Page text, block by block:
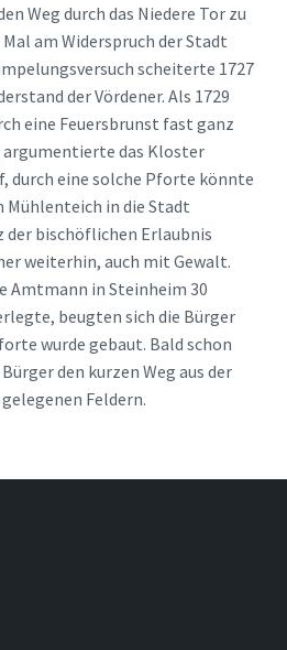
Weg durch das Niedere Tor zu
am Widerspruch der Stadt
scheiterte 1727
der Vördener. Als 1729
eine Feuersbrunst fast ganz
das Kloster
durch eine solche Pforte könnte
Mühlenteich in die Stadt
bischöflichen Erlaubnis
weiterhin, auch mit Gewalt.
Amtmann in Steinheim 30
beugten sich die Bürger
wurde gebaut. Bald schon
den kurzen Weg aus der
Feldern.